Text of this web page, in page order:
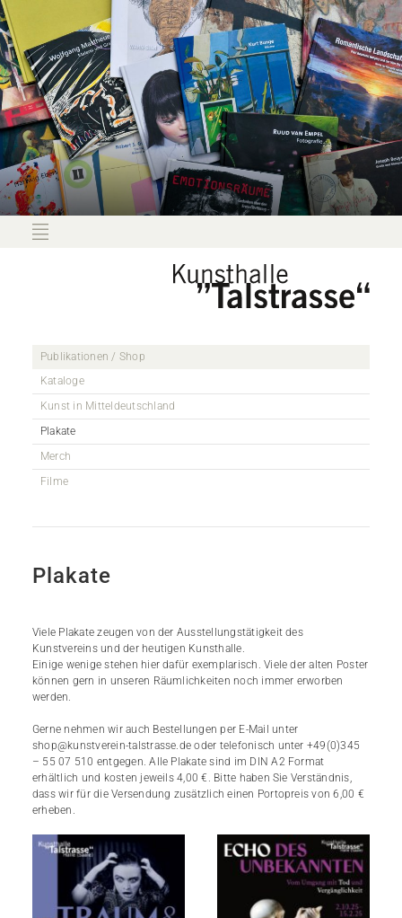
Publikationen / Shop
Kataloge
Kunst in Mitteldeutschland
Plakate
Merch
Filme
Plakate
Viele Plakate zeugen von der Ausstellungstätigkeit des
Kunstvereins und der heutigen Kunsthalle.
Einige wenige stehen hier dafür exemplarisch. Viele der alten Poster
können gern in unseren Räumlichkeiten noch immer erworben
werden.
Gerne nehmen wir auch Bestellungen per E-Mail unter
shop@kunstverein-talstrasse.de oder telefonisch unter +49(0)345
– 55 07 510 entgegen. Alle Plakate sind im DIN A2 Format
erhältlich und kosten jeweils 4,00 €. Bitte haben Sie Verständnis,
dass wir für die Versendung zusätzlich einen Portopreis von 6,00 €
erheben.